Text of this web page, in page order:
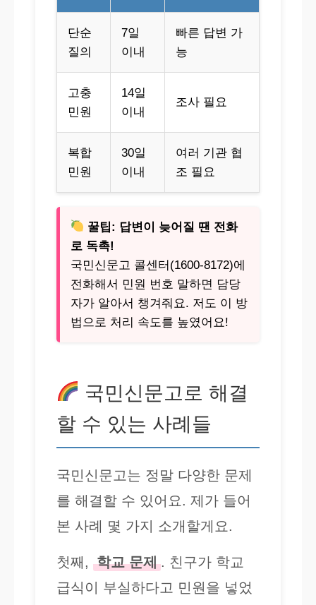
단순
질의
7일
이내
빠른 답변 가
능
고충
민원
14일
이내
조사 필요
복합
민원
30일
이내
여러 기관 협
조 필요
꿀팁: 답변이 늦어질 땐 전화
로 독촉!
국민신문고 콜센터(1600-8172)에
전화해서 민원 번호 말하면 담당
자가 알아서 챙겨줘요. 저도 이 방
법으로 처리 속도를 높였어요!
국민신문고로 해결
할 수 있는 사례들
국민신문고는 정말 다양한 문제
를 해결할 수 있어요. 제가 들어
본 사례 몇 가지 소개할게요.
첫째, 학교 문제 . 친구가 학교
급식이 부실하다고 민원을 넣었